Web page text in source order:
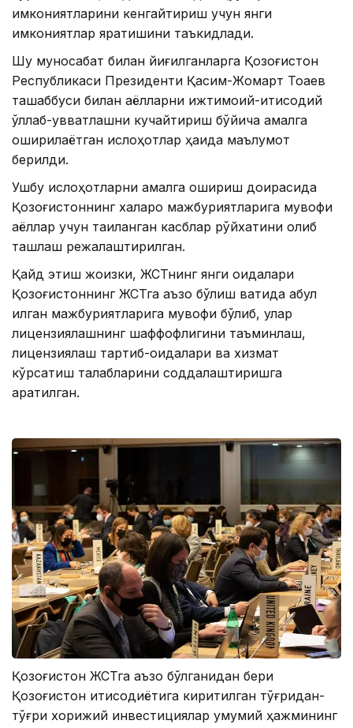
имкониятларини кенгайтириш учун янги
имкониятлар яратишини таъкидлади.
Шу муносабат билан йиғилганларга Қозоғистон
Республикаси Президенти Қасим-Жомарт Тоқаев
ташаббуси билан аёлларни ижтимоий-иқтисодий
қўллаб-қувватлашни кучайтириш бўйича амалга
оширилаётган ислоҳотлар ҳақида маълумот
берилди.
Ушбу ислоҳотларни амалга ошириш доирасида
Қозоғистоннинг халқаро мажбуриятларига мувофиқ
аёллар учун тақиқланган касблар рўйхатини олиб
ташлаш режалаштирилган.
Қайд этиш жоизки, ЖСТнинг янги қоидалари
Қозоғистоннинг ЖСТга аъзо бўлиш вақтида қабул
қилган мажбуриятларига мувофиқ бўлиб, улар
лицензиялашнинг шаффофлигини таъминлаш,
лицензиялаш тартиб-қоидалари ва хизмат
кўрсатиш талабларини соддалаштиришга
қаратилган.
Қозоғистон ЖСТга аъзо бўлганидан бери
Қозоғистон иқтисодиётига киритилган тўғридан-
тўғри хорижий инвестициялар умумий ҳажмининг